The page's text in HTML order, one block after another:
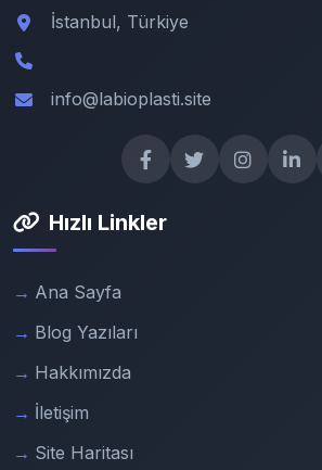
İstanbul, Türkiye
info@labioplasti.site
Hızlı Linkler
Ana Sayfa
Blog Yazıları
Hakkımızda
İletişim
Site Haritası